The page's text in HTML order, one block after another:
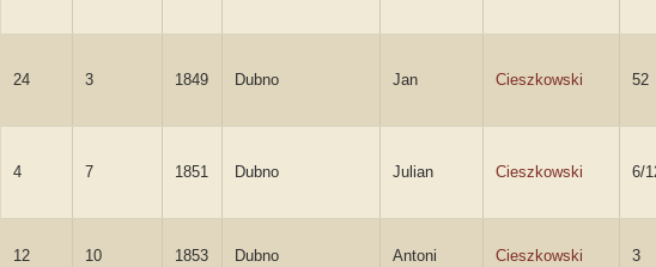
24 3 1849 Dubno Jan Cieszkowski 52
4 7 1851 Dubno Julian Cieszkowski 6/
12 10 1853 Dubno Antoni Cieszkowski 3